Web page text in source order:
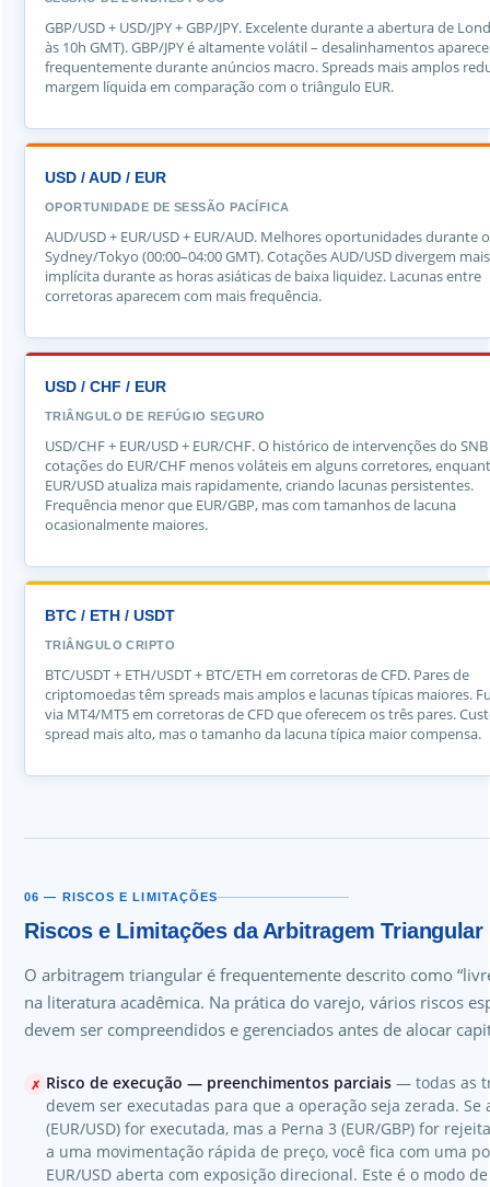
GBP/USD + USD/JPY + GBP/JPY. Excelente durante a abertura de
às 10h GMT). GBP/JPY é altamente volátil – desalinhamentos
frequentemente durante anúncios macro. Spreads mais amplos
margem líquida em comparação com o triângulo EUR.
USD / AUD / EUR
OPORTUNIDADE DE SESSÃO PACÍFICA
AUD/USD + EUR/USD + EUR/AUD. Melhores oportunidades durante
Sydney/Tokyo (00:00–04:00 GMT). Cotações AUD/USD divergem
implícita durante as horas asiáticas de baixa liquidez. Lacunas entre
corretoras aparecem com mais frequência.
USD / CHF / EUR
TRIÂNGULO DE REFÚGIO SEGURO
USD/CHF + EUR/USD + EUR/CHF. O histórico de intervenções do
cotações do EUR/CHF menos voláteis em alguns corretores,
EUR/USD atualiza mais rapidamente, criando lacunas persistentes.
Frequência menor que EUR/GBP, mas com tamanhos de lacuna
ocasionalmente maiores.
BTC / ETH / USDT
TRIÂNGULO CRIPTO
BTC/USDT + ETH/USDT + BTC/ETH em corretoras de CFD. Pares de
criptomoedas têm spreads mais amplos e lacunas típicas maiores.
via MT4/MT5 em corretoras de CFD que oferecem os três pares.
spread mais alto, mas o tamanho da lacuna típica maior compensa.
06 — RISCOS E LIMITAÇÕES
Riscos e Limitações da Arbitragem Triangular
O arbitragem triangular é frequentemente descrito como
na literatura acadêmica. Na prática do varejo, vários riscos
devem ser compreendidos e gerenciados antes de alocar
✗ Risco de execução — preenchimentos parciais — todas as
devem ser executadas para que a operação seja zerada. Se
(EUR/USD) for executada, mas a Perna 3 (EUR/GBP) for
a uma movimentação rápida de preço, você fica com uma
EUR/USD aberta com exposição direcional. Este é o modo